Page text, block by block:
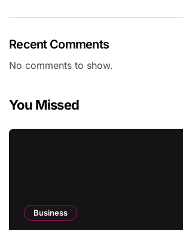
Recent Comments
No comments to show.
You Missed
Business